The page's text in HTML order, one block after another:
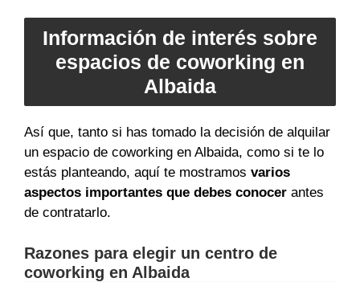
Información de interés sobre
espacios de coworking en
Albaida
Así que, tanto si has tomado la decisión de alquilar
un espacio de coworking en Albaida, como si te lo
estás planteando, aquí te mostramos varios
aspectos importantes que debes conocer antes
de contratarlo.
Razones para elegir un centro de
coworking en Albaida